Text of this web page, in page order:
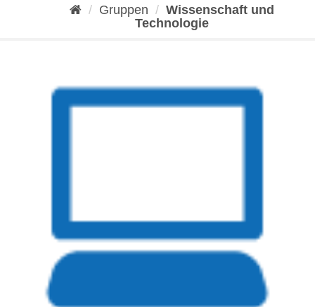
Gruppen
Wissenschaft und
Technologie